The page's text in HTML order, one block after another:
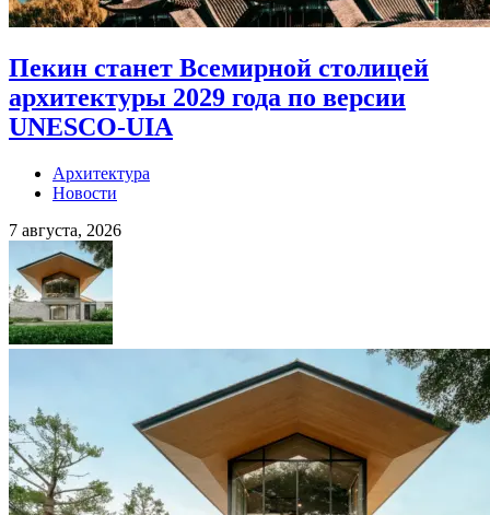
Пекин станет Всемирной столицей
архитектуры 2029 года по версии
UNESCO-UIA
Архитектура
Новости
7 августа, 2026